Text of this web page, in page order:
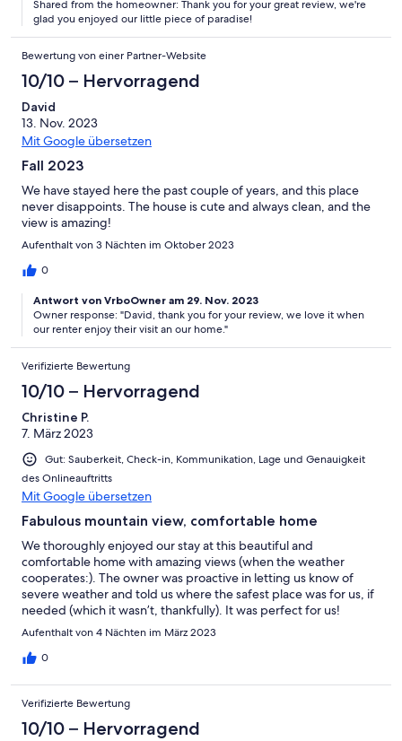
Shared from the homeowner: Thank you for your great review, we're
glad you enjoyed our little piece of paradise!
Bewertung von einer Partner-Website
10/10 – Hervorragend
David
13. Nov. 2023
Mit Google übersetzen
Fall 2023
We have stayed here the past couple of years, and this place
never disappoints. The house is cute and always clean, and the
view is amazing!
Aufenthalt von 3 Nächten im Oktober 2023
0
Antwort von VrboOwner am 29. Nov. 2023
Owner response: "David, thank you for your review, we love it when
our renter enjoy their visit an our home."
Verifizierte Bewertung
10/10 – Hervorragend
Christine P.
7. März 2023
Gut: Sauberkeit, Check-in, Kommunikation, Lage und Genauigkeit
des Onlineauftritts
Mit Google übersetzen
Fabulous mountain view, comfortable home
We thoroughly enjoyed our stay at this beautiful and
comfortable home with amazing views (when the weather
cooperates:). The owner was proactive in letting us know of
severe weather and told us where the safest place was for us, if
needed (which it wasn’t, thankfully). It was perfect for us!
Aufenthalt von 4 Nächten im März 2023
0
Verifizierte Bewertung
10/10 – Hervorragend